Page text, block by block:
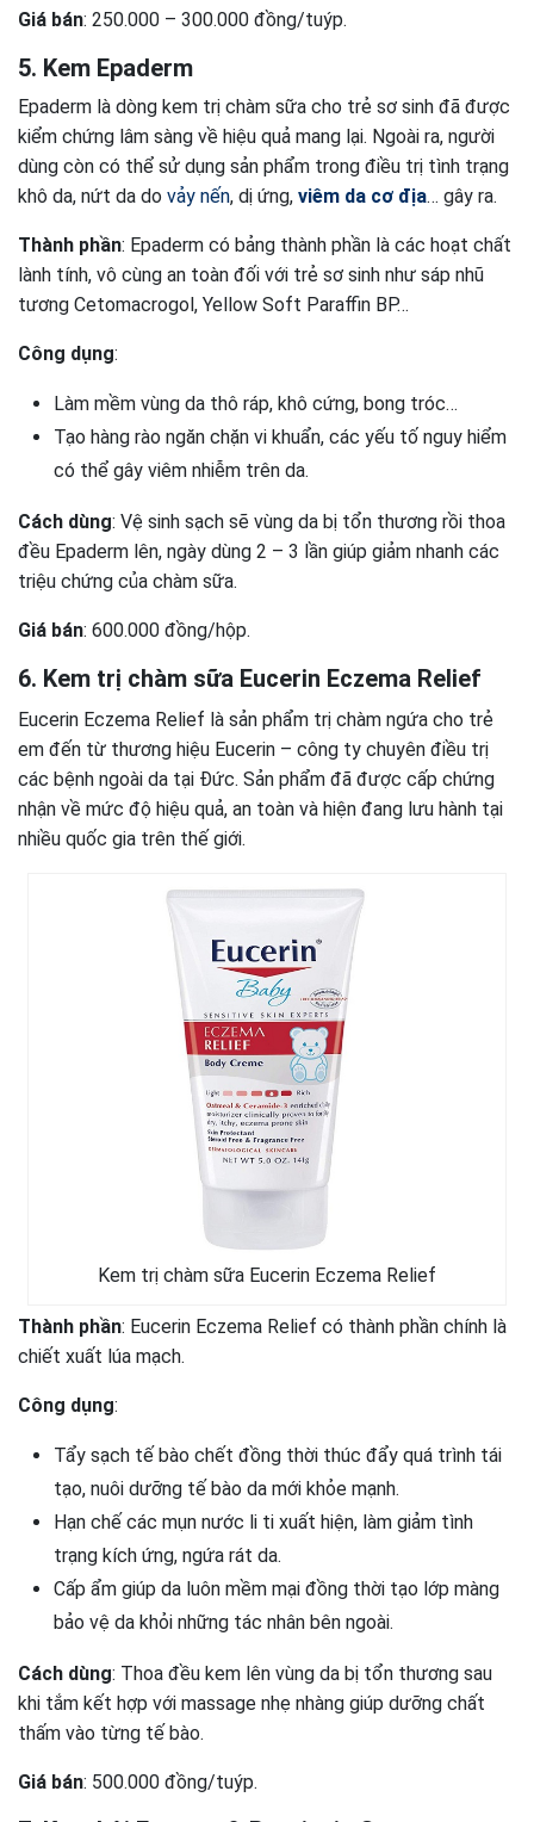
Giá bán: 250.000 – 300.000 đồng/tuýp.
5. Kem Epaderm
Epaderm là dòng kem trị chàm sữa cho trẻ sơ sinh đã được
kiểm chứng lâm sàng về hiệu quả mang lại. Ngoài ra, người
dùng còn có thể sử dụng sản phẩm trong điều trị tình trạng
khô da, nứt da do vảy nến, dị ứng, viêm da cơ địa… gây ra.
Thành phần: Epaderm có bảng thành phần là các hoạt chất
lành tính, vô cùng an toàn đối với trẻ sơ sinh như sáp nhũ
tương Cetomacrogol, Yellow Soft Paraffin BP…
Công dụng:
Làm mềm vùng da thô ráp, khô cứng, bong tróc…
Tạo hàng rào ngăn chặn vi khuẩn, các yếu tố nguy hiểm
có thể gây viêm nhiễm trên da.
Cách dùng: Vệ sinh sạch sẽ vùng da bị tổn thương rồi thoa
đều Epaderm lên, ngày dùng 2 – 3 lần giúp giảm nhanh các
triệu chứng của chàm sữa.
Giá bán: 600.000 đồng/hộp.
6. Kem trị chàm sữa Eucerin Eczema Relief
Eucerin Eczema Relief là sản phẩm trị chàm ngứa cho trẻ
em đến từ thương hiệu Eucerin – công ty chuyên điều trị
các bệnh ngoài da tại Đức. Sản phẩm đã được cấp chứng
nhận về mức độ hiệu quả, an toàn và hiện đang lưu hành tại
nhiều quốc gia trên thế giới.
Kem trị chàm sữa Eucerin Eczema Relief
Thành phần: Eucerin Eczema Relief có thành phần chính là
chiết xuất lúa mạch.
Công dụng:
Tẩy sạch tế bào chết đồng thời thúc đẩy quá trình tái
tạo, nuôi dưỡng tế bào da mới khỏe mạnh.
Hạn chế các mụn nước li ti xuất hiện, làm giảm tình
trạng kích ứng, ngứa rát da.
Cấp ẩm giúp da luôn mềm mại đồng thời tạo lớp màng
bảo vệ da khỏi những tác nhân bên ngoài.
Cách dùng: Thoa đều kem lên vùng da bị tổn thương sau
khi tắm kết hợp với massage nhẹ nhàng giúp dưỡng chất
thấm vào từng tế bào.
Giá bán: 500.000 đồng/tuýp.